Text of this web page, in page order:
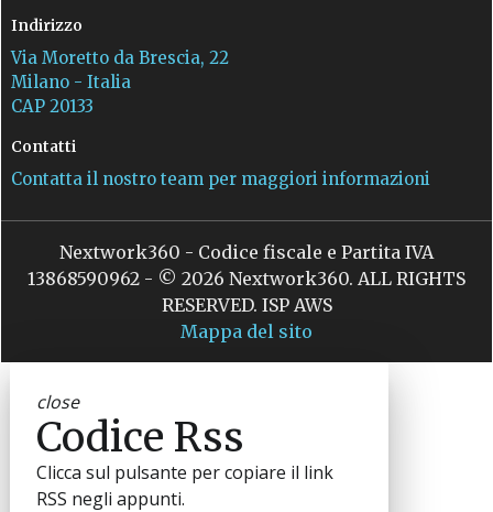
Indirizzo
Via Moretto da Brescia, 22
Milano - Italia
CAP 20133
Contatti
Contatta il nostro team per maggiori informazioni
Nextwork360 - Codice fiscale e Partita IVA
13868590962 - © 2026 Nextwork360. ALL RIGHTS
RESERVED. ISP AWS
Mappa del sito
close
Codice Rss
Clicca sul pulsante per copiare il link
RSS negli appunti.